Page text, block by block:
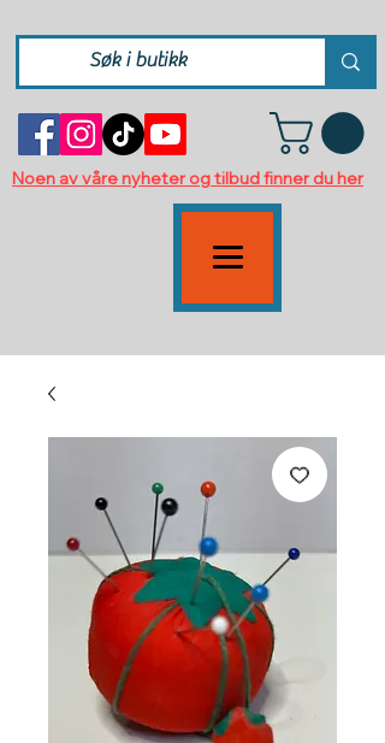
Noen av våre nyheter og tilbud finner du her